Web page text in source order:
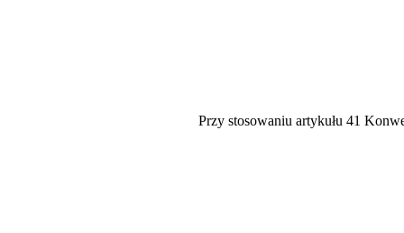
Przy stosowaniu artykułu 41